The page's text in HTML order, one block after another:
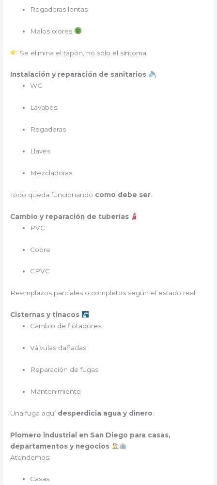
Regaderas lentas
Malos olores
Se elimina el tapón, no solo el síntoma.
Instalación y reparación de sanitarios
WC
Lavabos
Regaderas
Llaves
Mezcladoras
Todo queda funcionando como debe ser
Cambio y reparación de tuberías
PVC
Cobre
CPVC
Reemplazos parciales o completos según el estado real.
Cisternas y tinacos
Cambio de flotadores
Válvulas dañadas
Reparación de fugas
Mantenimiento
Una fuga aquí desperdicia agua y dinero
Plomero industrial en San Diego para casas,
departamentos y negocios
Atendemos:
Casas